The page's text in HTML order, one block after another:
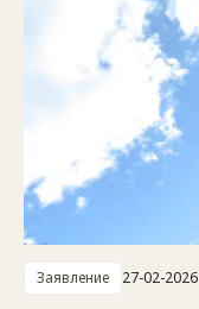
Заявление 27-02-2026